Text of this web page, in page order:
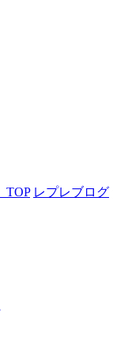
TOP レプレブログ